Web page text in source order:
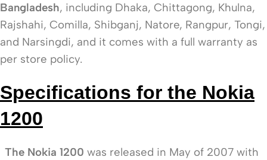
Bangladesh, including Dhaka, Chittagong, Khulna,
Rajshahi, Comilla, Shibganj, Natore, Rangpur, Tongi,
and Narsingdi, and it comes with a full warranty as
per store policy.
Specifications for the Nokia
1200
The Nokia 1200 was released in May of 2007 with